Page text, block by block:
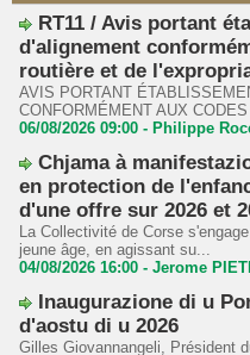
RT11 / Avis portant
d'alignement
routière et de
AVIS PORTANT
CONFORMÉMENT AUX
06/08/2026 09:00 - Philippe
Chjama à
en protection de
d'une offre sur 2026 et
La Collectivité de Corse
jeune âge, en agissant su...
04/08/2026 16:00 - Jerome
Inaugurazione di u
d'aostu di u 2026
Gilles Giovannangeli, Président